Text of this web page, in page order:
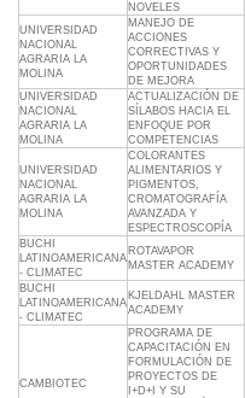
NOVELES
UNIVERSIDAD
NACIONAL
AGRARIA LA
MOLINA
MANEJO DE
ACCIONES
CORRECTIVAS Y
OPORTUNIDADES
DE MEJORA
UNIVERSIDAD
NACIONAL
AGRARIA LA
MOLINA
ACTUALIZACIÓN DE
SÍLABOS HACIA EL
ENFOQUE POR
COMPETENCIAS
UNIVERSIDAD
NACIONAL
AGRARIA LA
MOLINA
COLORANTES
ALIMENTARIOS Y
PIGMENTOS,
CROMATOGRAFÍA
AVANZADA Y
ESPECTROSCOPÍA
BUCHI
LATINOAMERICANA
- CLIMATEC
ROTAVAPOR
MASTER ACADEMY
BUCHI
LATINOAMERICANA
- CLIMATEC
KJELDAHL MASTER
ACADEMY
CAMBIOTEC
PROGRAMA DE
CAPACITACIÓN EN
FORMULACIÓN DE
PROYECTOS DE
I+D+I Y SU